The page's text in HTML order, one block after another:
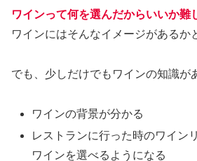
ワインって何を選んだからいいか難
ワインにはそんなイメージがあるか
でも、少しだけでもワインの知識が
ワインの背景が分かる
レストランに行った時のワイン
ワインを選べるようになる